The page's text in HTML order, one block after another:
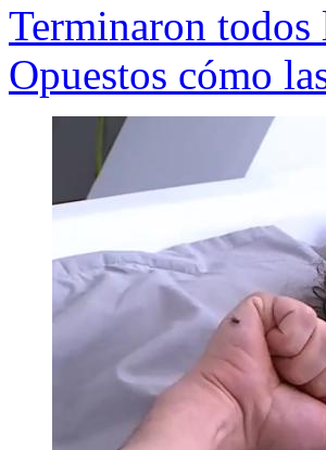
Terminaron
Opuestos cómo